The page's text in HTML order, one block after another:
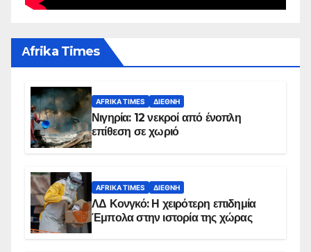
Αfrika Times
AFRIKA TIMES ΔΙΕΘΝΉ
Νιγηρία: 12 νεκροί από ένοπλη
επίθεση σε χωριό
AFRIKA TIMES ΔΙΕΘΝΉ
ΛΔ Κονγκό: Η χειρότερη επιδημία
Έμπολα στην ιστορία της χώρας